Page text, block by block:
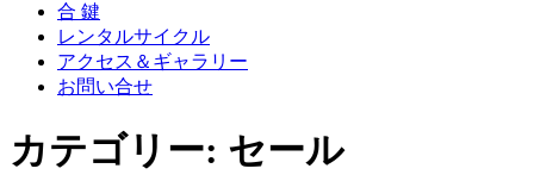
合 鍵
レンタルサイクル
アクセス＆ギャラリー
お問い合せ
カテゴリー: セール